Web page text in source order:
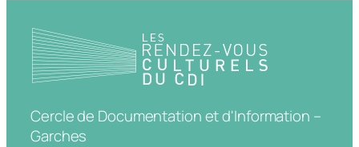
Cercle de Documentation et d'Information –
Garches